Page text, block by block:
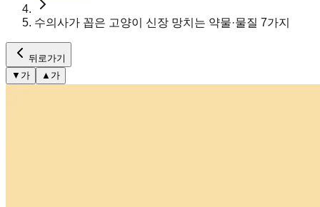
수의사가 꼽은 고양이 신장 망치는 약물·물질 7가지
뒤로가기
▼ 가 ▲ 가